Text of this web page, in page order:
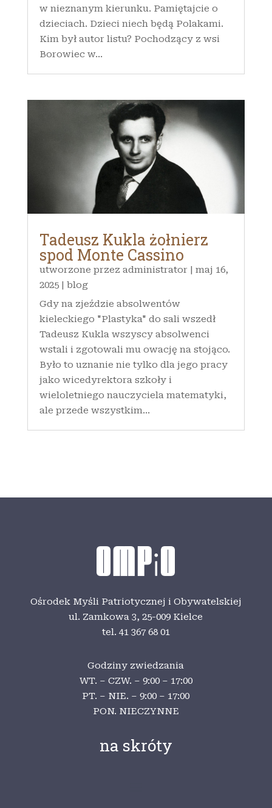
w nieznanym kierunku. Pamiętajcie o
dzieciach. Dzieci niech będą Polakami.
Kim był autor listu? Pochodzący z wsi
Borowiec w...
Tadeusz Kukla żołnierz
spod Monte Cassino
utworzone przez administrator | maj 16,
2025| blog
Gdy na zjeździe absolwentów
kieleckiego "Plastyka" do sali wszedł
Tadeusz Kukla wszyscy absolwenci
wstali i zgotowali mu owację na stojąco.
Było to uznanie nie tylko dla jego pracy
jako wicedyrektora szkoły i
wieloletniego nauczyciela matematyki,
ale przede wszystkim...
Ośrodek Myśli Patriotycznej i Obywatelskiej
ul. Zamkowa 3,25-009 Kielce
tel. 41 367 68 01
Godziny zwiedzania
WT. – CZW. – 9:00 – 17:00
PT. – NIE. – 9:00 – 17:00
PON. NIECZYNNE
na skróty